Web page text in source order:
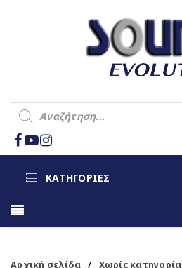
ΚΑΤΗΓΟΡΙΕΣ
Αρχική σελίδα / Χωρίς κατηγορία